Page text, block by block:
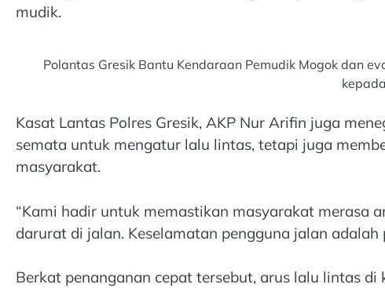
mudik.
Polantas Gresik Bantu Kendaraan Pemudik Mogok dan
Kasat Lantas Polres Gresik, AKP Nur Arifin juga
semata untuk mengatur lalu lintas, tetapi juga
masyarakat.
“Kami hadir untuk memastikan masyarakat merasa
darurat di jalan. Keselamatan pengguna jalan
Berkat penanganan cepat tersebut, arus lalu lintas